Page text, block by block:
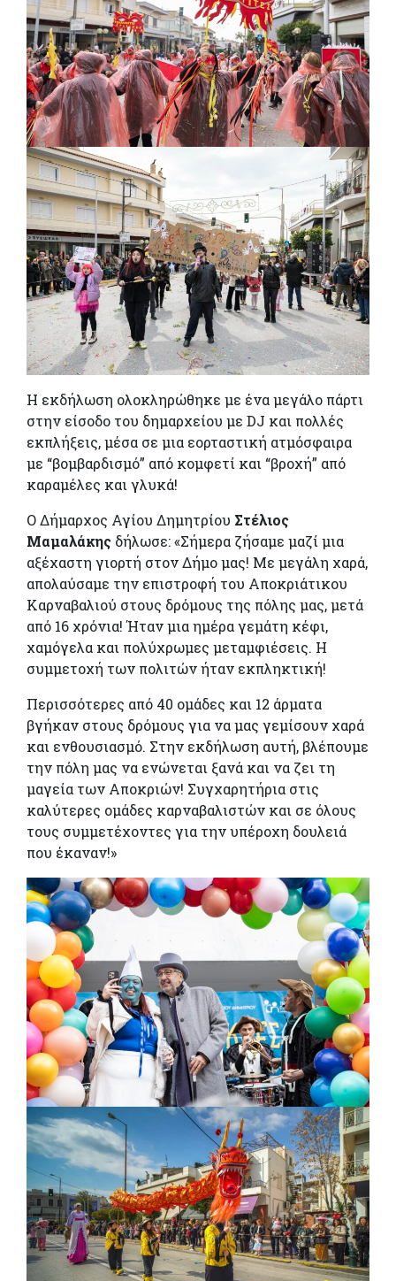
Η εκδήλωση ολοκληρώθηκε με ένα μεγάλο πάρτι
στην είσοδο του δημαρχείου με DJ και πολλές
εκπλήξεις, μέσα σε μια εορταστική ατμόσφαιρα
με “βομβαρδισμό” από κομφετί και “βροχή” από
καραμέλες και γλυκά!
Ο Δήμαρχος Αγίου Δημητρίου Στέλιος
Μαμαλάκης δήλωσε: «Σήμερα ζήσαμε μαζί μια
αξέχαστη γιορτή στον Δήμο μας! Με μεγάλη χαρά,
απολαύσαμε την επιστροφή του Αποκριάτικου
Καρναβαλιού στους δρόμους της πόλης μας, μετά
από 16 χρόνια! Ήταν μια ημέρα γεμάτη κέφι,
χαμόγελα και πολύχρωμες μεταμφιέσεις. Η
συμμετοχή των πολιτών ήταν εκπληκτική!
Περισσότερες από 40 ομάδες και 12 άρματα
βγήκαν στους δρόμους για να μας γεμίσουν χαρά
και ενθουσιασμό. Στην εκδήλωση αυτή, βλέπουμε
την πόλη μας να ενώνεται ξανά και να ζει τη
μαγεία των Αποκριών! Συγχαρητήρια στις
καλύτερες ομάδες καρναβαλιστών και σε όλους
τους συμμετέχοντες για την υπέροχη δουλειά
που έκαναν!»